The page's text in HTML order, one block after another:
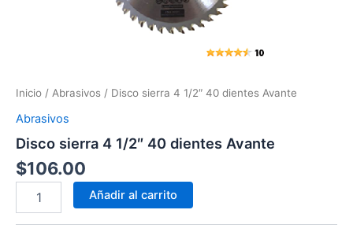
Inicio / Abrasivos / Disco sierra 4 1/2″ 40 dientes Avante
Abrasivos
Disco sierra 4 1/2″ 40 dientes Avante
$106.00
Añadir al carrito